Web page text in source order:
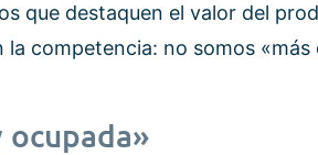
que destaquen el valor del
competencia: no somos «más